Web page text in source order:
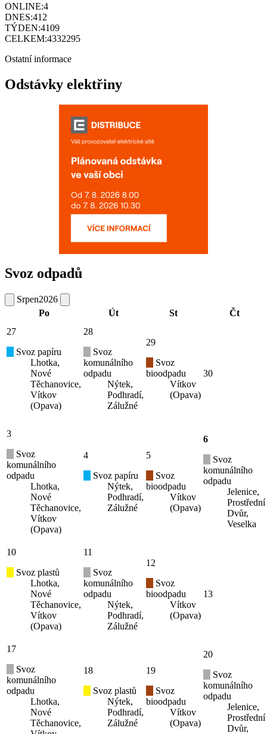
ONLINE:4
DNES:412
TÝDEN:4109
CELKEM:4332295
Ostatní informace
Odstávky elektřiny
Svoz odpadů
Srpen2026
Po
Út St
Čt
27
Svoz papíru
Lhotka,
Nové
Těchanovice,
Vítkov
(Opava)
28
Svoz
komunálního
odpadu
Nýtek,
Podhradí,
Zálužné
29
Svoz
bioodpadu
Vítkov
(Opava)
30
3
Svoz
komunálního
odpadu
Lhotka,
Nové
Těchanovice,
Vítkov
(Opava)
4
Svoz papíru
Nýtek,
Podhradí,
Zálužné
5
Svoz
bioodpadu
Vítkov
(Opava)
6
Svoz
komunálního
odpadu
Jelenice,
Prostřední
Dvůr,
Veselka
10
Svoz plastů
Lhotka,
Nové
Těchanovice,
Vítkov
(Opava)
11
Svoz
komunálního
odpadu
Nýtek,
Podhradí,
Zálužné
12
Svoz
bioodpadu
Vítkov
(Opava)
13
17
Svoz
komunálního
odpadu
Lhotka,
Nové
Těchanovice,
18
Svoz plastů
Nýtek,
Podhradí,
Zálužné
19
Svoz
bioodpadu
Vítkov
(Opava)
20
Svoz
komunálního
odpadu
Jelenice,
Prostřední
Dvůr,